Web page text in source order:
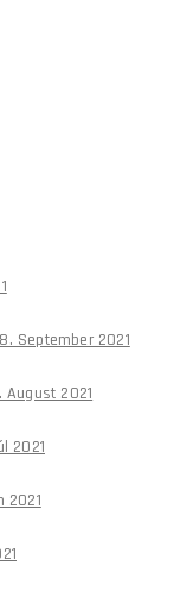
September 2021
August 2021
2021
2021